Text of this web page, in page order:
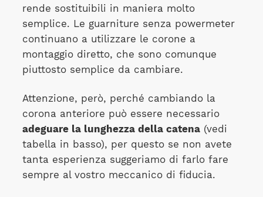
rende sostituibili in maniera molto
semplice. Le guarniture senza powermeter
continuano a utilizzare le corone a
montaggio diretto, che sono comunque
piuttosto semplice da cambiare.
Attenzione, però, perché cambiando la
corona anteriore può essere necessario
adeguare la lunghezza della catena(vedi
tabella in basso), per questo se non avete
tanta esperienza suggeriamo di farlo fare
sempre al vostro meccanico di fiducia.